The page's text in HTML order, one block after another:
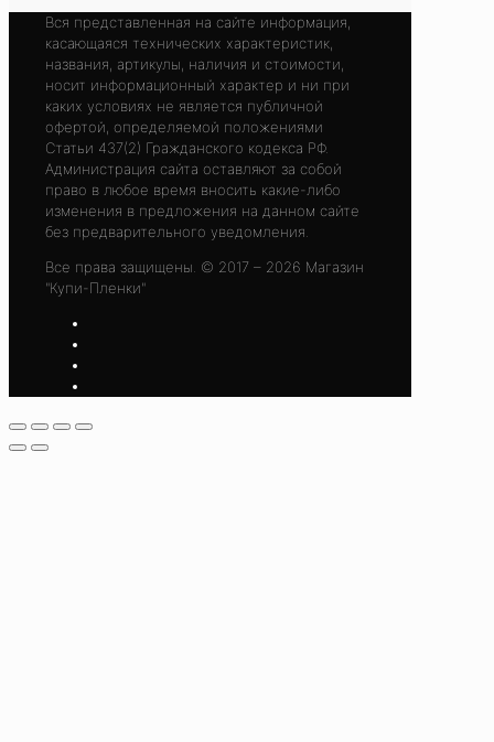
Вся представленная на сайте информация,
касающаяся технических характеристик,
названия, артикулы, наличия и стоимости,
носит информационный характер и ни при
каких условиях не является публичной
офертой, определяемой положениями
Статьи 437(2) Гражданского кодекса РФ.
Администрация сайта оставляют за собой
право в любое время вносить какие-либо
изменения в предложения на данном сайте
без предварительного уведомления.
Все права защищены. © 2017 – 2026 Магазин
"Купи-Пленки"